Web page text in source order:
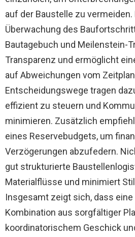
auf der Baustelle zu vermeiden.
Überwachung des
Bautagebuch und Meilenstein-
Transparenz und ermöglicht
auf Abweichungen vom
Entscheidungswege tragen
effizient zu steuern und
minimieren. Zusätzlich
eines Reservebudgets, um
Verzögerungen abzufedern.
gut strukturierte
Materialflüsse und minimiert
Insgesamt zeigt sich, dass
Kombination aus sorgfältiger
koordinatorischem Geschick